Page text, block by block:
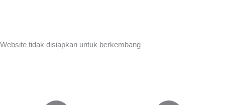
Website tidak disiapkan untuk berkembang